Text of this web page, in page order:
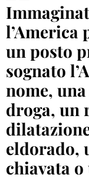
l’America
un posto
sognato
nome,
droga, un
eldorado,
chiavata